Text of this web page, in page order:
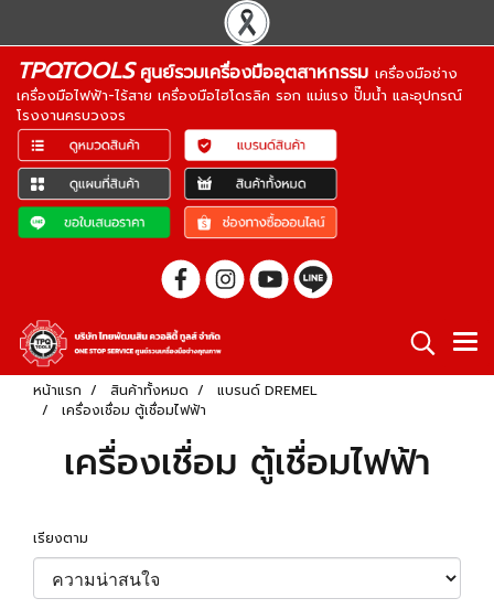
TPQTOOLSศูนย์รวมเครื่องมืออุตสาหกรรม เครื่องมือช่าง
เครื่องมือไฟฟ้า-ไร้สาย เครื่องมือไฮโดรลิค รอก แม่แรง ปั๊มน้ำ และอุปกรณ์
โรงงานครบวงจร
หน้าแรก สินค้าทั้งหมด
แบรนด์ DREMEL
เครื่องเชื่อม ตู้เชื่อมไฟฟ้า
เครื่องเชื่อม ตู้เชื่อมไฟฟ้า
เรียงตาม